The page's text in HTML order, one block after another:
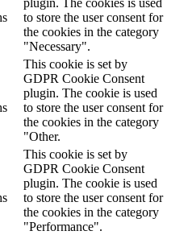
plugin. The cookies is used
to store the user consent for
the cookies in the category
"Necessary".
This cookie is set by
GDPR Cookie Consent
plugin. The cookie is used
to store the user consent for
the cookies in the category
"Other.
This cookie is set by
GDPR Cookie Consent
plugin. The cookie is used
to store the user consent for
the cookies in the category
"Performance".